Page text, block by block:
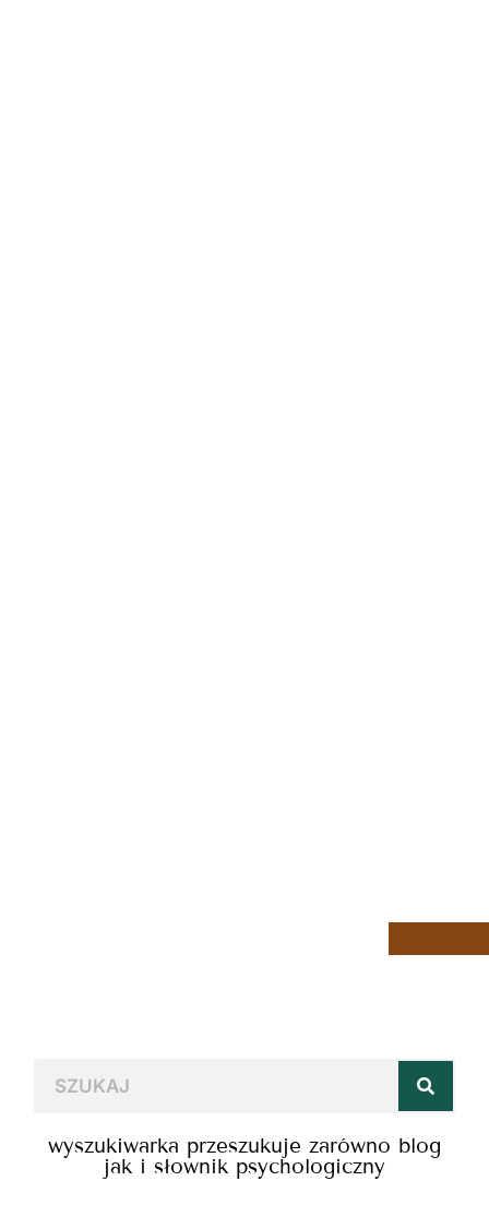
wyszukiwarka przeszukuje zarówno blog
jak i słownik psychologiczny